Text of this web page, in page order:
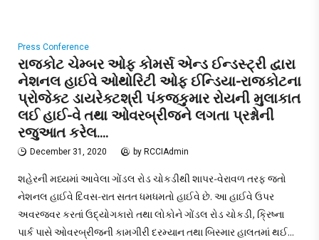
Press Conference
રાજકોટ ચેમ્બર ઓફ કોમર્સ એન્ડ ઈન્ડસ્ટ્રી દ્વારા
નેશનલ હાઈવે ઓથોરિટી ઓફ ઈન્ડિયા-રાજકોટના
પ્રોજેક્ટ ડાયરેક્ટશ્રી પંકજકુમાર રોયની મુલાકાત
લઈ હાઈ-વે તથા ઓવરબ્રીજને લગતા પ્રશ્નોની
રજુઆત કરેલ….
December 31, 2020 by RCCIAdmin
શહેરની મધ્યમાં આવેલા ગોંડલ રોડ ચોકડીથી શાપર-વેરાવળ તરફ જતો
નેશનલ હાઈવે દિવસ-રાત સતત ધમધમતો હાઈવે છે. આ હાઈવે ઉપર
અવરજવર કરતાં ઉદ્યોગકારો તથા લોકોને ગોંડલ રોડ ચોકડી, ક્રિષ્ના
પાર્ક પાસે ઓવરબ્રીજની કામગીરી દરમ્યાન તથા બિસ્માર હાલતમાં થઈ…